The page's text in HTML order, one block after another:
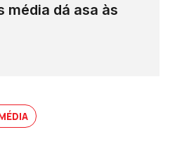
média dá asa às